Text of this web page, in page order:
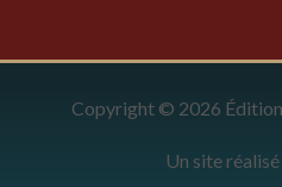
Copyright © 2026
Un site